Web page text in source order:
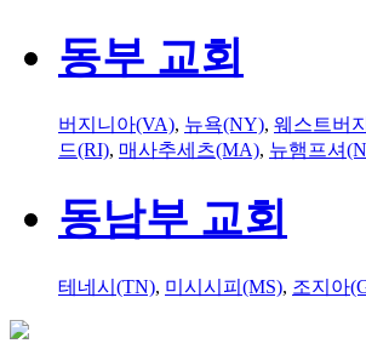
동부 교회
버지니아(VA), 뉴욕(NY), 웨스트버
드(RI), 매사추세츠(MA), 뉴햄프셔
동남부 교회
테네시(TN), 미시시피(MS), 조지아